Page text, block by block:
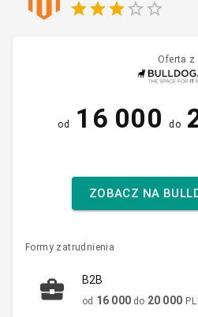
Oferta z
od 16 000 do
ZOBACZ NA
Formy zatrudnienia
B2B
od 16 000 do 20 000